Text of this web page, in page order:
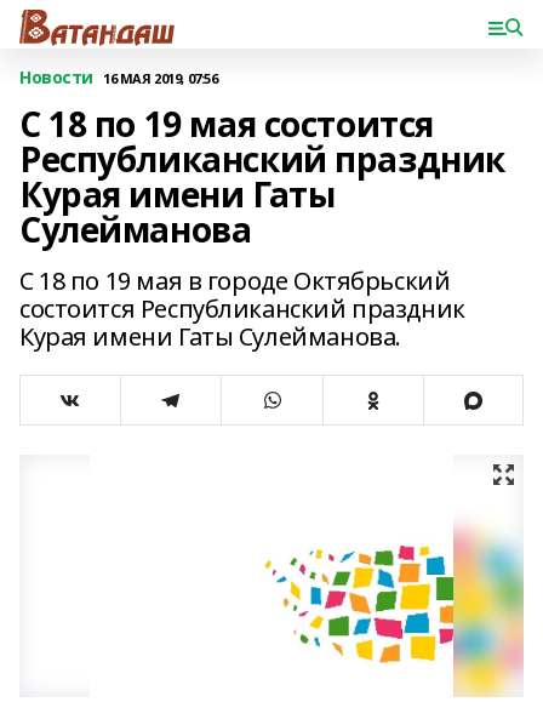
Новости 16 МАЯ 2019, 07:56
С 18 по 19 мая состоится
Республиканский праздник
Курая имени Гаты
Сулейманова
С 18 по 19 мая в городе Октябрьский
состоится Республиканский праздник
Курая имени Гаты Сулейманова.